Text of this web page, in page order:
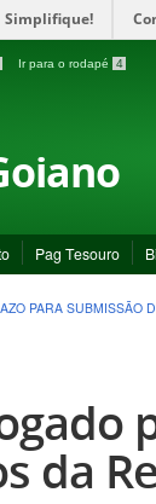
Simplifique!
Ir para o rodapé 4
Pag Tesouro
PARA SUBMISSÃO
da